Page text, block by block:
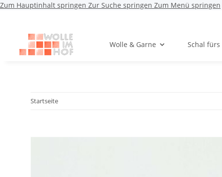
Zum Hauptinhalt springen Zur Suche springen Zum Menü springen
Wolle & Garne Schal fürs
Startseite